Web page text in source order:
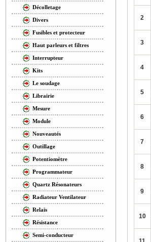
Décolletage
Divers
Fusibles et protecteur
Haut parleurs et filtres
Interrupteur
Kits
Le soudage
Librairie
Mesure
Module
Nouveautés
Outillage
Potentiomètre
Programmateur
Quartz Résonateurs
Radiateur Ventilateur
Relais
Résistance
Semi-conducteur
2
3
4
5
6
7
8
9
10